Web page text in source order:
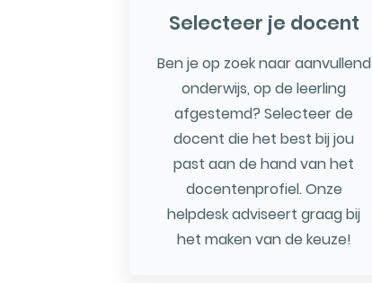
Selecteer je docent
Ben je op zoek naar aanvullend
onderwijs, op de leerling
afgestemd? Selecteer de
docent die het best bij jou
past aan de hand van het
docentenprofiel. Onze
helpdesk adviseert graag bij
het maken van de keuze!